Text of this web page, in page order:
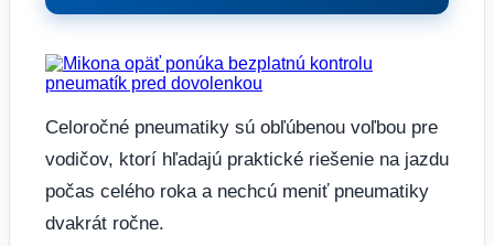
Celoročné pneumatiky sú obľúbenou voľbou pre
vodičov, ktorí hľadajú praktické riešenie na jazdu
počas celého roka a nechcú meniť pneumatiky
dvakrát ročne.